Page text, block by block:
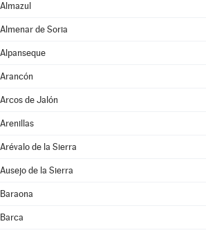
Almazul
Almenar de Soria
Alpanseque
Arancón
Arcos de Jalón
Arenillas
Arévalo de la Sierra
Ausejo de la Sierra
Baraona
Barca